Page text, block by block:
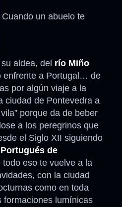
Cuando un abuelo te
aldea, del río Miño
enfrente a Portugal… de
por algún viaje a la
ciudad de Pontevedra a
porque da de beber
a los peregrinos que
el Siglo XII siguiendo
de
eso te vuelve a la
con la ciudad
como en toda
formaciones lumínicas